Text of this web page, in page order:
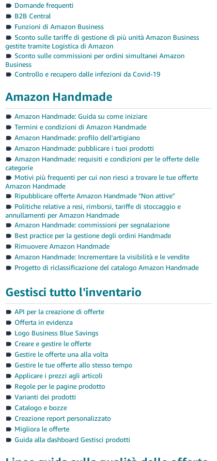
Domande frequenti
B2B Central
Funzioni di Amazon Business
Sconto sulle tariffe di gestione di più unità Amazon Business
gestite tramite Logistica di Amazon
Sconto sulle commissioni per ordini simultanei Amazon
Business
Controllo e recupero dalle infezioni da Covid-19
Amazon Handmade
Amazon Handmade: Guida su come iniziare
Termini e condizioni di Amazon Handmade
Amazon Handmade: profilo dell'artigiano
Amazon Handmade: pubblicare i tuoi prodotti
Amazon Handmade: requisiti e condizioni per le offerte delle
categorie
Motivi più frequenti per cui non riesci a trovare le tue offerte
Amazon Handmade
Ripubblicare offerte Amazon Handmade "Non attive"
Politiche relative a resi, rimborsi, tariffe di stoccaggio e
annullamenti per Amazon Handmade
Amazon Handmade: commissioni per segnalazione
Best practice per la gestione degli ordini Handmade
Rimuovere Amazon Handmade
Amazon Handmade: Incrementare la visibilità e le vendite
Progetto di riclassificazione del catalogo Amazon Handmade
Gestisci tutto l'inventario
API per la creazione di offerte
Offerta in evidenza
Logo Business Blue Savings
Creare e gestire le offerte
Gestire le offerte una alla volta
Gestire le tue offerte allo stesso tempo
Applicare i prezzi agli articoli
Regole per le pagine prodotto
Varianti dei prodotti
Catalogo e bozze
Creazione report personalizzato
Migliora le offerte
Guida alla dashboard Gestisci prodotti